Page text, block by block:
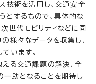
技術を活用し、交通安全
とするもので、具体的な
世代モビリティなどに同
様々なデータを収集し、
います。
る交通課題の解決、全
一助となることを期待し